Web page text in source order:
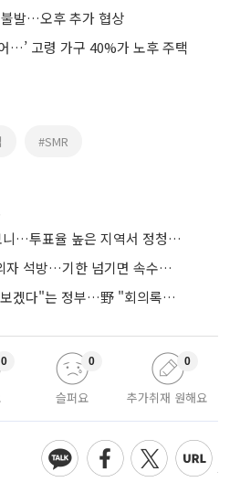
발…오후 추가 협상
…’ 고령 가구 40%가 노후 주택
#SMR
순회경선 시도별 뜯어보니…투표율 높은 지역서 정청래 강세
경찰 수사 기다리다 피의자 석방…기한 넘기면 속수무책
"레버리지 ETF 배율 손보겠다"는 정부…野 "회의록부터 내놔야"
0
슬퍼요
0
추가취재 원해요
0